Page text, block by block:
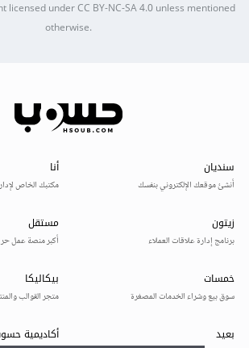
licensed underCC BY-NC-SA 4.0unless mentioned
otherwise.